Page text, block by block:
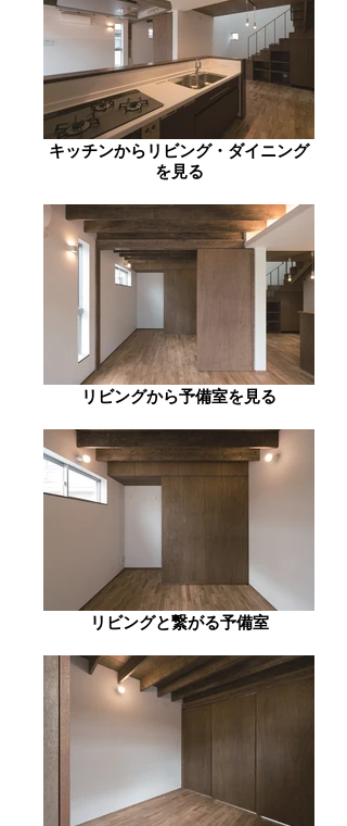
キッチンからリビング・ダイニング
を見る
リビングから予備室を見る
リビングと繋がる予備室